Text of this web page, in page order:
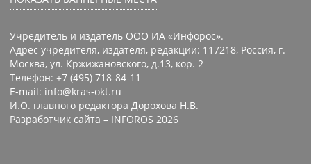
Учредитель и издатель ООО ИА «Инфорос».
Адрес учредителя, издателя, редакции: 117218, Россия, г.
Москва, ул. Кржижановского, д.13, кор. 2
Телефон: +7 (495) 718-84-11
E-mail: info@kras-okt.ru
И.О. главного редактора Дорохова Н.В.
Разработчик сайта – INFOROS 2026